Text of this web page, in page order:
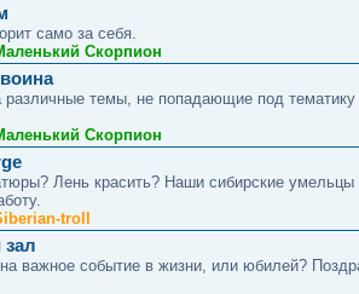
само за себя.
Скорпион
различные темы, не попадающие под тематику
Скорпион
Лень красить? Наши сибирские умельцы
troll
важное событие в жизни, или юбилей?